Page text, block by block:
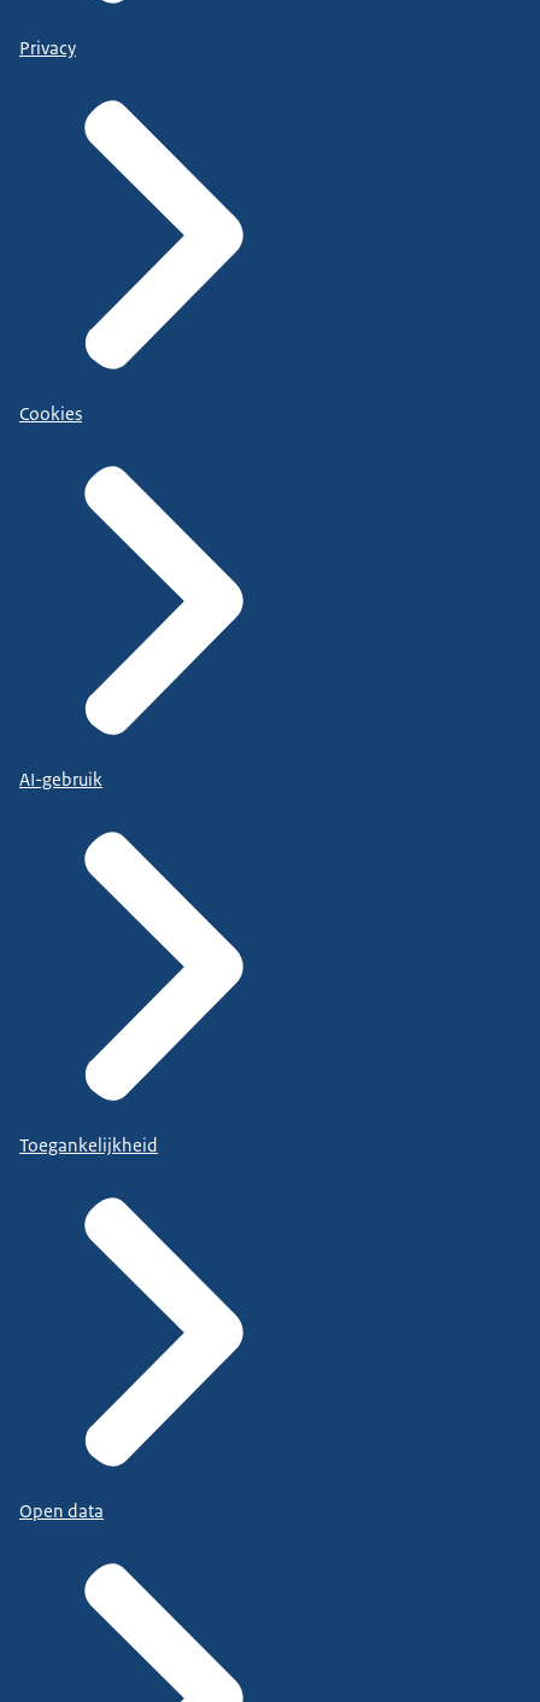
Privacy
Cookies
AI-gebruik
Toegankelijkheid
Open data